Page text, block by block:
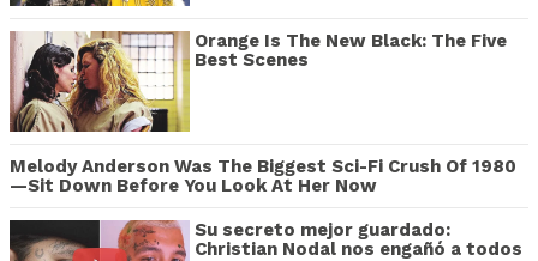
Orange Is The New Black: The Five
Best Scenes
Melody Anderson Was The Biggest Sci-Fi Crush Of 1980
—Sit Down Before You Look At Her Now
Su secreto mejor guardado:
Christian Nodal nos engañó a todos